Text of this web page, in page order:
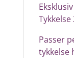
Passer
tykkelse